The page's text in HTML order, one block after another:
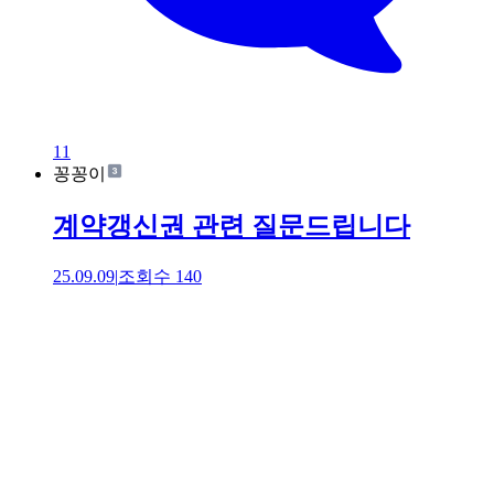
11
꽁꽁이
계약갱신권 관련 질문드립니다
25.09.09|조회수 140